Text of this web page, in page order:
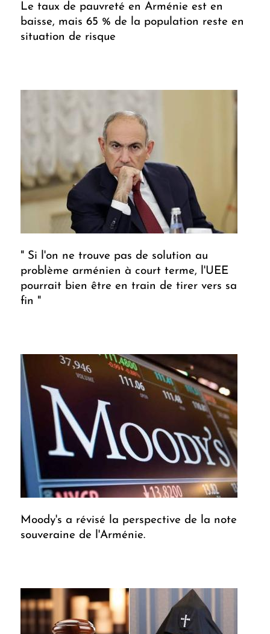
Le taux de pauvreté en Arménie est en
baisse, mais 65 % de la population reste en
situation de risque
" Si l'on ne trouve pas de solution au
problème arménien à court terme, l'UEE
pourrait bien être en train de tirer vers sa
fin "
Moody's a révisé la perspective de la note
souveraine de l'Arménie.